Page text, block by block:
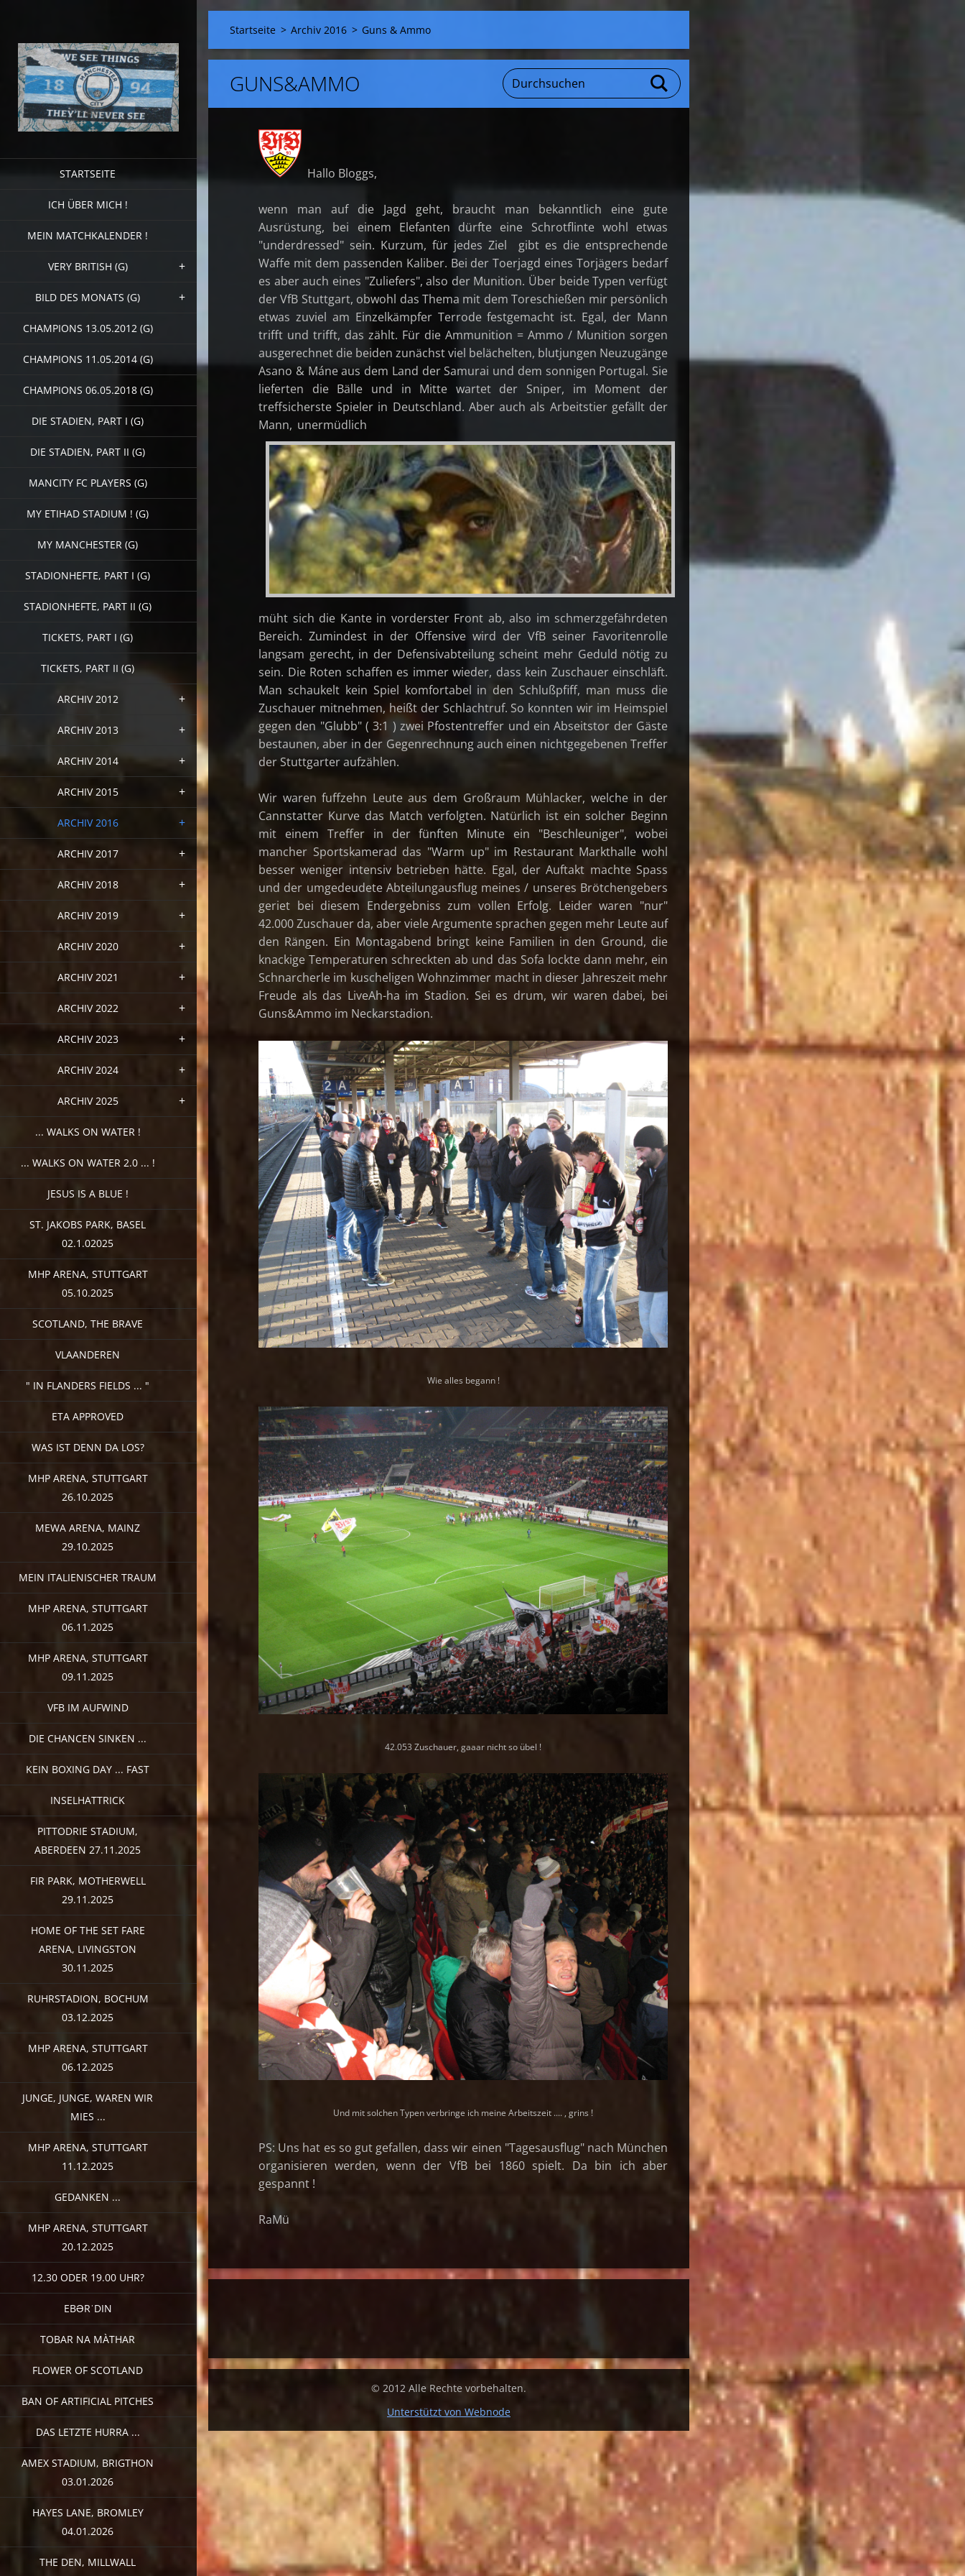
STARTSEITE
ICH ÜBER MICH !
MEIN MATCHKALENDER !
VERY BRITISH (G)
BILD DES MONATS (G)
CHAMPIONS 13.05.2012 (G)
CHAMPIONS 11.05.2014 (G)
CHAMPIONS 06.05.2018 (G)
DIE STADIEN, PART I (G)
DIE STADIEN, PART II (G)
MANCITY FC PLAYERS (G)
MY ETIHAD STADIUM ! (G)
MY MANCHESTER (G)
STADIONHEFTE, PART I (G)
STADIONHEFTE, PART II (G)
TICKETS, PART I (G)
TICKETS, PART II (G)
ARCHIV 2012
ARCHIV 2013
ARCHIV 2014
ARCHIV 2015
ARCHIV 2016
ARCHIV 2017
ARCHIV 2018
ARCHIV 2019
ARCHIV 2020
ARCHIV 2021
ARCHIV 2022
ARCHIV 2023
ARCHIV 2024
ARCHIV 2025
... WALKS ON WATER !
... WALKS ON WATER 2.0 ... !
JESUS IS A BLUE !
ST. JAKOBS PARK, BASEL
02.1.02025
MHP ARENA, STUTTGART
05.10.2025
SCOTLAND, THE BRAVE
VLAANDEREN
" IN FLANDERS FIELDS ... "
ETA APPROVED
WAS IST DENN DA LOS?
MHP ARENA, STUTTGART
26.10.2025
MEWA ARENA, MAINZ
29.10.2025
MEIN ITALIENISCHER TRAUM
MHP ARENA, STUTTGART
06.11.2025
MHP ARENA, STUTTGART
09.11.2025
VFB IM AUFWIND
DIE CHANCEN SINKEN ...
KEIN BOXING DAY ... FAST
INSELHATTRICK
PITTODRIE STADIUM,
ABERDEEN 27.11.2025
FIR PARK, MOTHERWELL
29.11.2025
HOME OF THE SET FARE
ARENA, LIVINGSTON
30.11.2025
RUHRSTADION, BOCHUM
03.12.2025
MHP ARENA, STUTTGART
06.12.2025
JUNGE, JUNGE, WAREN WIR
MIES ...
MHP ARENA, STUTTGART
11.12.2025
GEDANKEN ...
MHP ARENA, STUTTGART
20.12.2025
12.30 ODER 19.00 UHR?
EBƏRˈDIN
TOBAR NA MÀTHAR
FLOWER OF SCOTLAND
BAN OF ARTIFICIAL PITCHES
DAS LETZTE HURRA ...
AMEX STADIUM, BRIGTHON
03.01.2026
HAYES LANE, BROMLEY
04.01.2026
THE DEN, MILLWALL
Startseite > Archiv 2016 > Guns & Ammo
GUNS&AMMO
Hallo Bloggs,
wenn man auf die Jagd geht, braucht man bekanntlich eine gute
Ausrüstung, bei einem Elefanten dürfte eine Schrotflinte wohl etwas
"underdressed" sein. Kurzum, für jedes Ziel gibt es die entsprechende
Waffe mit dem passenden Kaliber. Bei der Toerjagd eines Torjägers bedarf
es aber auch eines "Zuliefers", also der Munition. Über beide Typen verfügt
der VfB Stuttgart, obwohl das Thema mit dem Toreschießen mir persönlich
etwas zuviel am Einzelkämpfer Terrode festgemacht ist. Egal, der Mann
trifft und trifft, das zählt. Für die Ammunition = Ammo / Munition sorgen
ausgerechnet die beiden zunächst viel belächelten, blutjungen Neuzugänge
Asano & Máne aus dem Land der Samurai und dem sonnigen Portugal. Sie
lieferten die Bälle und in Mitte wartet der Sniper, im Moment der
treffsicherste Spieler in Deutschland. Aber auch als Arbeitstier gefällt der
Mann, unermüdlich
müht sich die Kante in vorderster Front ab, also im schmerzgefährdeten
Bereich. Zumindest in der Offensive wird der VfB seiner Favoritenrolle
langsam gerecht, in der Defensivabteilung scheint mehr Geduld nötig zu
sein. Die Roten schaffen es immer wieder, dass kein Zuschauer einschläft.
Man schaukelt kein Spiel komfortabel in den Schlußpfiff, man muss die
Zuschauer mitnehmen, heißt der Schlachtruf. So konnten wir im Heimspiel
gegen den "Glubb" ( 3:1 ) zwei Pfostentreffer und ein Abseitstor der Gäste
bestaunen, aber in der Gegenrechnung auch einen nichtgegebenen Treffer
der Stuttgarter aufzählen.
Wir waren fuffzehn Leute aus dem Großraum Mühlacker, welche in der
Cannstatter Kurve das Match verfolgten. Natürlich ist ein solcher Beginn
mit einem Treffer in der fünften Minute ein "Beschleuniger", wobei
mancher Sportskamerad das "Warm up" im Restaurant Markthalle wohl
besser weniger intensiv betrieben hätte. Egal, der Auftakt machte Spass
und der umgedeudete Abteilungausflug meines / unseres Brötchengebers
geriet bei diesem Endergebniss zum vollen Erfolg. Leider waren "nur"
42.000 Zuschauer da, aber viele Argumente sprachen gegen mehr Leute auf
den Rängen. Ein Montagabend bringt keine Familien in den Ground, die
knackige Temperaturen schreckten ab und das Sofa lockte dann mehr, ein
Schnarcherle im kuscheligen Wohnzimmer macht in dieser Jahreszeit mehr
Freude als das LiveAh-ha im Stadion. Sei es drum, wir waren dabei, bei
Guns&Ammo im Neckarstadion.
Wie alles begann !
42.053 Zuschauer, gaaar nicht so übel !
Und mit solchen Typen verbringe ich meine Arbeitszeit .... , grins !
PS: Uns hat es so gut gefallen, dass wir einen "Tagesausflug" nach München
organisieren werden, wenn der VfB bei 1860 spielt. Da bin ich aber
gespannt !
RaMü
© 2012 Alle Rechte vorbehalten.
Unterstützt von Webnode